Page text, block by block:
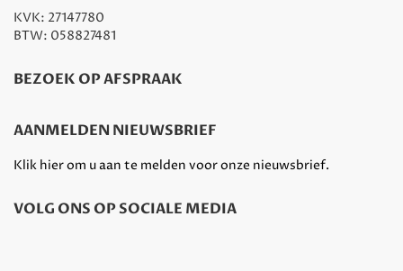
KVK: 27147780
BTW: 058827481
BEZOEK OP AFSPRAAK
AANMELDEN NIEUWSBRIEF
Klik hier om u aan te melden voor onze nieuwsbrief.
VOLG ONS OP SOCIALE MEDIA